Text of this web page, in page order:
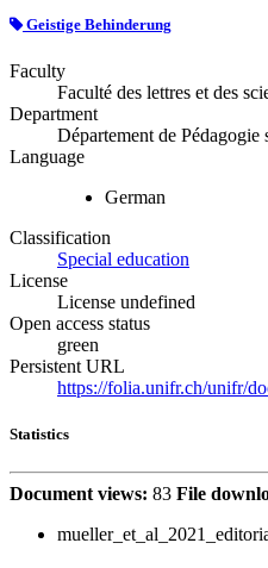
Geistige Behinderung
Faculty
Faculté des lettres et des
Department
Département de Pédagogie
Language
German
Classification
Special education
License
License undefined
Open access status
green
Persistent URL
https://folia.unifr.ch/unifr/
Statistics
Document views: 83 File